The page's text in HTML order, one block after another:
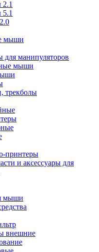
мыши
для манипуляторов
мыши
трекболы
принтеры
и аксессуары для
мыши
внешние